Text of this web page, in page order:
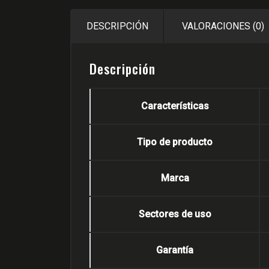
DESCRIPCIÓN VALORACIONES (0)
Descripción
Características
Tipo de producto
Marca
Sectores de uso
Garantía